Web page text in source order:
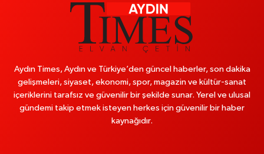
Aydın Times, Aydın ve Türkiye’den güncel haberler, son dakika
gelişmeleri, siyaset, ekonomi, spor, magazin ve kültür-sanat
içeriklerini tarafsız ve güvenilir bir şekilde sunar. Yerel ve ulusal
gündemi takip etmek isteyen herkes için güvenilir bir haber
kaynağıdır.